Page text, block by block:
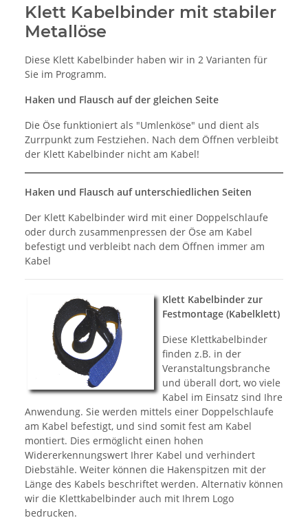
Klett Kabelbinder mit stabiler
Metallöse
Diese Klett Kabelbinder haben wir in 2 Varianten für
Sie im Programm.
Haken und Flausch auf der gleichen Seite
Die Öse funktioniert als "Umlenköse" und dient als
Zurrpunkt zum Festziehen. Nach dem Öffnen verbleibt
der Klett Kabelbinder nicht am Kabel!
Haken und Flausch auf unterschiedlichen Seiten
Der Klett Kabelbinder wird mit einer Doppelschlaufe
oder durch zusammenpressen der Öse am Kabel
befestigt und verbleibt nach dem Öffnen immer am
Kabel
Klett Kabelbinder zur
Festmontage (Kabelklett)
Diese Klettkabelbinder
finden z.B. in der
Veranstaltungsbranche
und überall dort, wo viele
Kabel im Einsatz sind Ihre
Anwendung. Sie werden mittels einer Doppelschlaufe
am Kabel befestigt, und sind somit fest am Kabel
montiert. Dies ermöglicht einen hohen
Widererkennungswert Ihrer Kabel und verhindert
Diebstähle. Weiter können die Hakenspitzen mit der
Länge des Kabels beschriftet werden. Alternativ können
wir die Klettkabelbinder auch mit Ihrem Logo
bedrucken.